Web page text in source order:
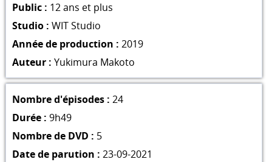
Public : 12 ans et plus
Studio : WIT Studio
Année de production : 2019
Auteur : Yukimura Makoto
Nombre d'épisodes : 24
Durée : 9h49
Nombre de DVD : 5
Date de parution : 23-09-2021